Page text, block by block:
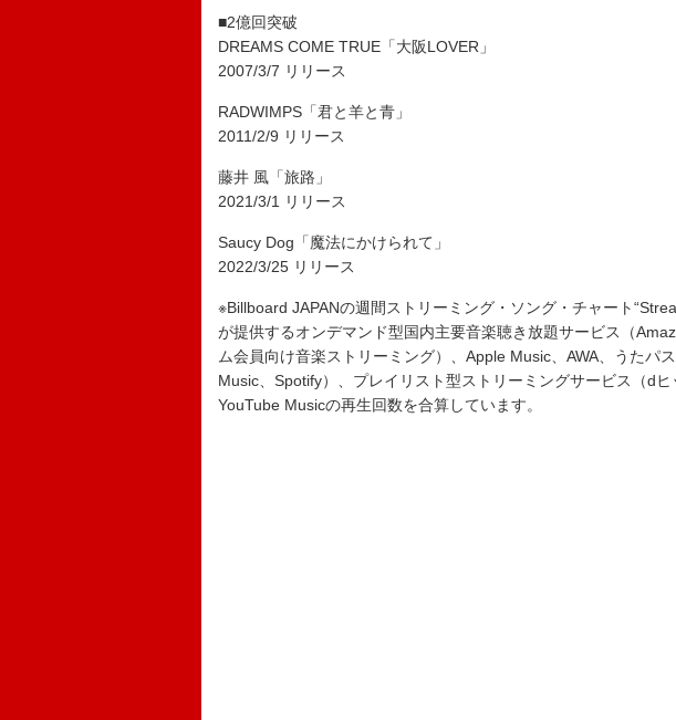
■2億回突破
DREAMS COME TRUE「大阪LOVER」
2007/3/7 リリース
RADWIMPS「君と羊と青」
2011/2/9 リリース
藤井 風「旅路」
2021/3/1 リリース
Saucy Dog「魔法にかけられて」
2022/3/25 リリース
※Billboard JAPANの週間ストリーミング・ソング・チャート
が提供するオンデマンド型国内主要音楽聴き放題サービス（
ム会員向け音楽ストリーミング）、Apple Music、AWA、うたパ
Music、Spotify）、プレイリスト型ストリーミングサービス（d
YouTube Musicの再生回数を合算しています。